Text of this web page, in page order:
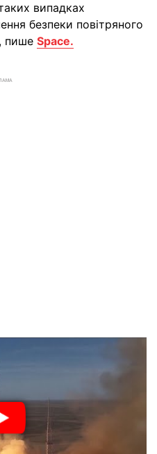
випадках
безпеки повітряного
пише Space.